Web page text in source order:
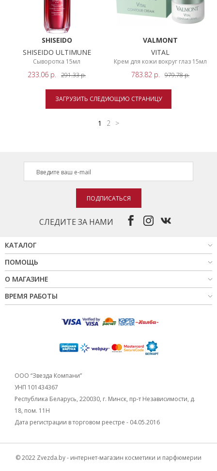
SHISEIDO
SHISEIDO ULTIMUNE
Сыворотка 15мл
233.06 р. 291.33р.
VALMONT
VITAL
Крем для кожи вокруг глаз 15мл
783.82 р. 979.78р.
ЗАГРУЗИТЬ СЛЕДУЮЩУЮ СТРАНИЦУ
1 2 >
СЛЕДИТЕ ЗА НАМИ
ПОДПИСАТЬСЯ
КАТАЛОГ
ПОМОЩЬ
О МАГАЗИНЕ
ВРЕМЯ РАБОТЫ
ООО “Звезда Компани”
УНП 101434367
Республика Беларусь, 220030, г. Минск, пр-т Независимости, д.
18, пом. 11Н
Дата регистрации в торговом реестре - 04.05.2016
© 2022 Zvezda.by - интернет-магазин косметики и парфюмерии